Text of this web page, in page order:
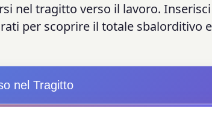
nel tragitto verso il lavoro.
per scoprire il totale sbalorditivo
nel Tragitto